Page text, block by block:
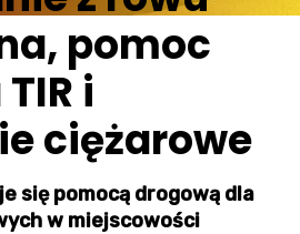
pomoc
i
ciężarowe
się pomocą drogową dla
w miejscowości